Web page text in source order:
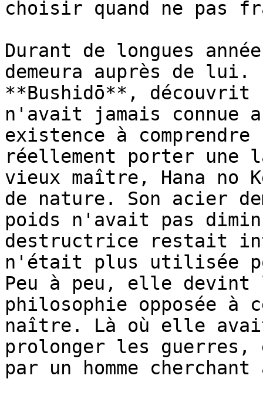
choisir quand ne pas
Durant de longues
demeura auprès de
**Bushidō**,
n'avait jamais connue
existence à
réellement porter une
vieux maître, Hana no
de nature. Son acier
poids n'avait pas
destructrice restait
n'était plus utilisée
Peu à peu, elle devint
philosophie opposée
naître. Là où elle
prolonger les
par un homme